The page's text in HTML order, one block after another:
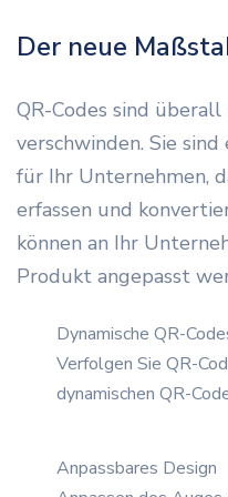
Der neue
QR-Codes sind
verschwinden. Sie
für Ihr Unternehmen,
erfassen und
können an Ihr
Produkt angepasst
Dynamische QR-
Verfolgen Sie QR-
dynamischen QR-
Anpassbares Design